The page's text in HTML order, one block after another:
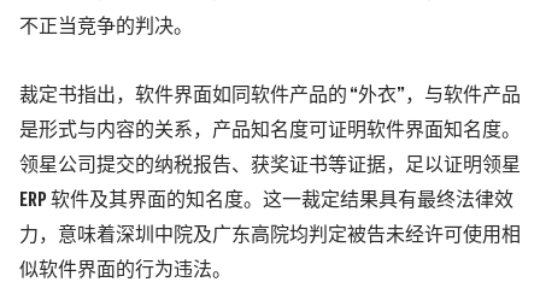
不正当竞争的判决。
裁定书指出，软件界面如同软件产品的 “外衣”，与软件产品
是形式与内容的关系，产品知名度可证明软件界面知名度。
领星公司提交的纳税报告、获奖证书等证据，足以证明领星
ERP 软件及其界面的知名度。这一裁定结果具有最终法律效
力，意味着深圳中院及广东高院均判定被告未经许可使用相
似软件界面的行为违法。